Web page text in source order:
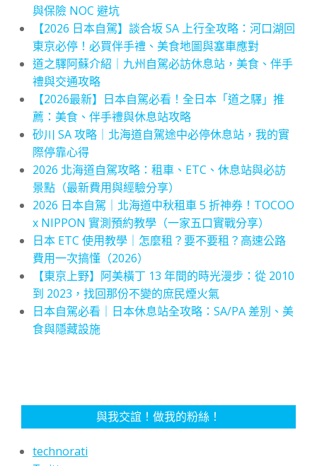
與保險 NOC 避坑
【2026 日本自駕】談合坂 SA 上行全攻略：河口湖回
東京必停！必買伴手禮、美食地圖與塞車應對
道之驛阿蘇介紹｜九州自駕必訪休息站，美食、伴手
禮與交通攻略
【2026最新】日本自駕必看！全日本「道之驛」推
薦：美食、伴手禮與休息站攻略
砂川 SA 攻略｜北海道自駕途中必停休息站，我的實
際停靠心得
2026 北海道自駕攻略：租車、ETC、休息站與必訪
景點（最新費用與經驗分享）
2026 日本自駕｜北海道中秋租車 5 折神券！TOCOO
x NIPPON 實測預約教學（一家五口實戰分享）
日本 ETC 使用教學｜怎麼租？要不要租？高速公路
費用一次搞懂（2026）
【東京上野】阿美橫丁 13 年間的時光漫步：從 2010
到 2023，找回那份不變的庶民煙火氣
日本自駕必看｜日本休息站全攻略：SA/PA 差別、美
食與隱藏設施
與我交誼！做我的粉絲！
technorati